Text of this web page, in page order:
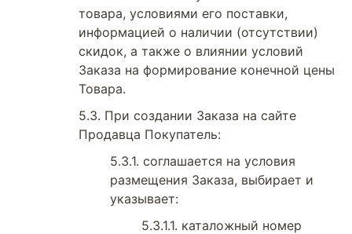
товара, условиями его поставки,
информацией о наличии (отсутствии)
скидок, а также о влиянии условий
Заказа на формирование конечной цены
Товара.
При создании Заказа на сайте
Продавца Покупатель:
соглашается на условия
размещения Заказа, выбирает и
указывает:
каталожный номер